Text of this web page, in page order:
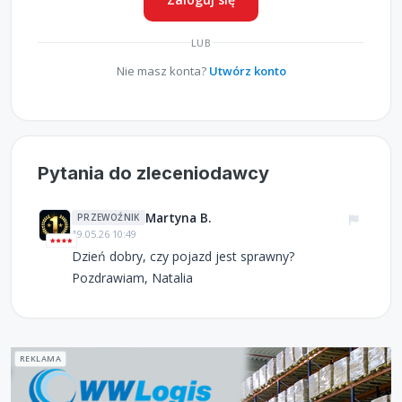
LUB
Nie masz konta? Utwórz konto
Pytania do zleceniodawcy
PRZEWOŹNIK Martyna B.
19.05.26 10:49
Dzień dobry, czy pojazd jest sprawny?
Pozdrawiam, Natalia
REKLAMA